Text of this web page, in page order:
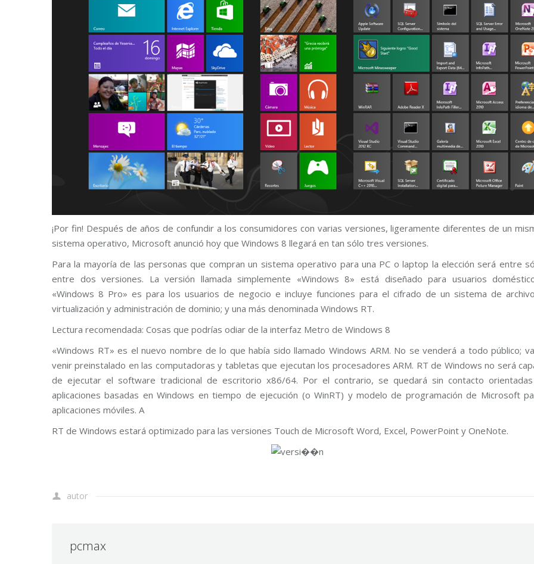
¡Por fin! Después de años de confundir a los consumidores con varias versiones, ligeramente diferentes de un
sistema operativo, Microsoft anunció hoy que Windows 8 llegará en tan sólo tres versiones.
Para la mayoría de las personas que compran un sistema operativo para una PC o laptop la elección será entre
entre dos versiones. La versión llamada simplemente «Windows 8» está diseñado para usuarios
«Windows 8 Pro» es para los usuarios de negocio e incluye funciones para el cifrado de un sistema de
virtualización y administración de dominio; y una más denominada Windows RT.
Lectura recomendada: Cosas que podrías odiar de la interfaz Metro de Windows 8
«Windows RT» es el nuevo nombre de lo que había sido llamado Windows ARM. No se venderá a todo público;
venir preinstalado en las computadoras y tabletas que ejecutan los procesadores ARM. RT de Windows no será
de ejecutar el software tradicional de escritorio x86/64. Por el contrario, se quedará sin contacto
aplicaciones basadas en Windows en tiempo de ejecución (o WinRT) y modelo de programación de Microsoft
aplicaciones móviles. A
RT de Windows estará optimizado para las versiones Touch de Microsoft Word, Excel, PowerPoint y OneNote.
autor
pcmax